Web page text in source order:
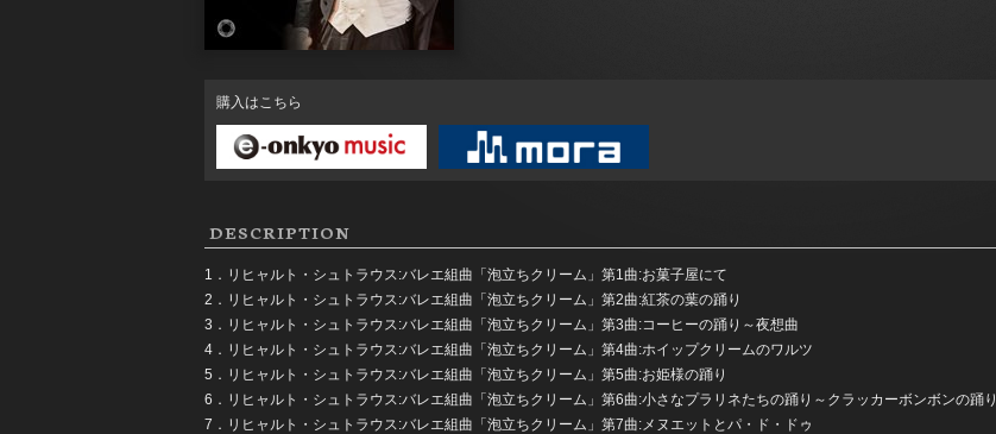
購入はこちら
DESCRIPTION
1．リヒャルト・シュトラウス:バレエ組曲「泡立ちクリーム」第1曲:お菓子屋にて
2．リヒャルト・シュトラウス:バレエ組曲「泡立ちクリーム」第2曲:紅茶の葉の踊り
3．リヒャルト・シュトラウス:バレエ組曲「泡立ちクリーム」第3曲:コーヒーの踊り～夜想曲
4．リヒャルト・シュトラウス:バレエ組曲「泡立ちクリーム」第4曲:ホイップクリームのワルツ
5．リヒャルト・シュトラウス:バレエ組曲「泡立ちクリーム」第5曲:お姫様の踊り
6．リヒャルト・シュトラウス:バレエ組曲「泡立ちクリーム」第6曲:小さなプラリネたちの踊り～クラッカーボンボンの踊り
7．リヒャルト・シュトラウス:バレエ組曲「泡立ちクリーム」第7曲:メヌエットとパ・ド・ドゥ